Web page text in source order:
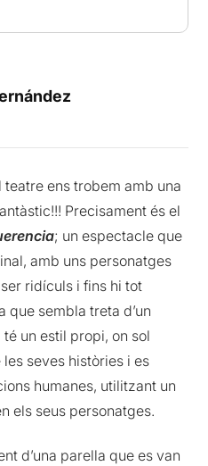
ens trobem amb una
Precisament és el
; un espectacle que
amb uns personatges
ridículs i fins hi tot
sembla treta d’un
té un estil propi, on sol
seves històries i es
humanes, utilitzant un
els seus personatges.
d’una parella que es van